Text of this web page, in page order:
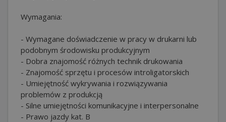
Wymagania:
- Wymagane doświadczenie w pracy w drukarni lub
podobnym środowisku produkcyjnym
- Dobra znajomość różnych technik drukowania
- Znajomość sprzętu i procesów introligatorskich
- Umiejętność wykrywania i rozwiązywania
problemów z produkcją
- Silne umiejętności komunikacyjne i interpersonalne
- Prawo jazdy kat. B